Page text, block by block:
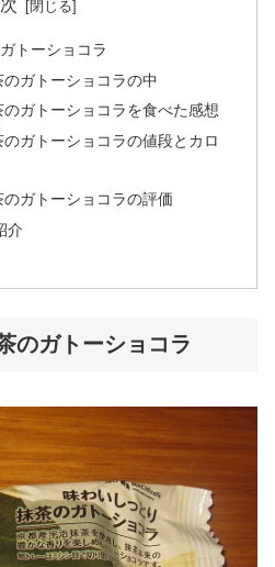
トーショコラ
ガトーショコラの中
ガトーショコラを食べた感想
ガトーショコラの値段とカロ
ガトーショコラの評価
介
のガトーショコラ